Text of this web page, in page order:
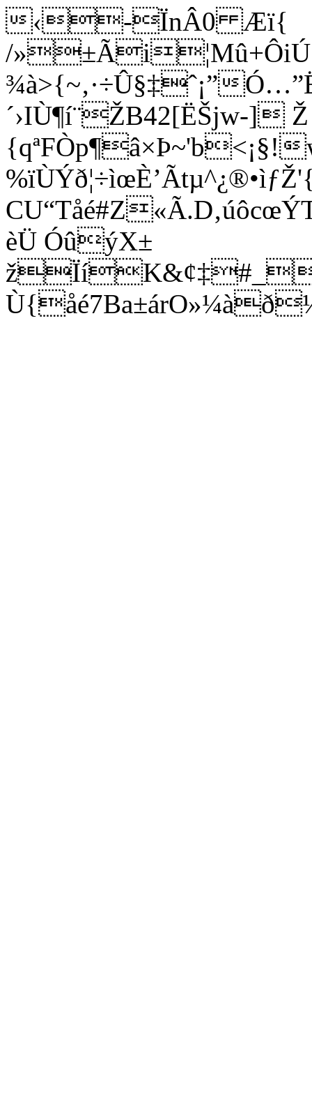
‹-ÏnÂ0 Æï{
/
¾­à>{~‚·÷Û§‡ˆ¡”
´›IÙ¶í¨ŽB42[ËŠjw-]
{qªFÒp¶â×Þ~'b<¡§!
èÜ ÓûýX±